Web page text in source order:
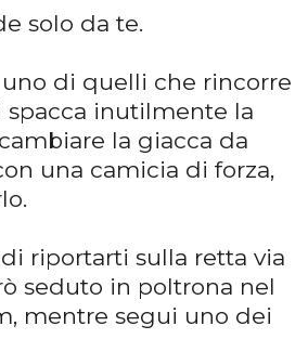
solo da te.
uno di quelli che rincorre
spacca inutilmente la
la giacca da
una camicia di forza,
riportarti sulla retta via
seduto in poltrona nel
mentre segui uno dei